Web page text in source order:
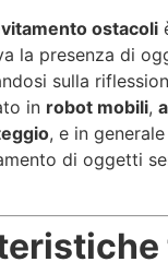
ostacoli
la presenza di
sulla
in robot mobili,
, e in
di oggetti